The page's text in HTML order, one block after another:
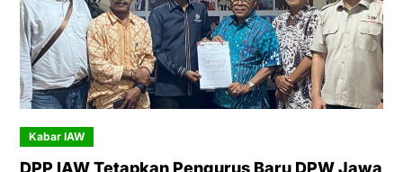
Kabar IAW
DPP IAW Tetapkan Pengurus Baru DPW Jawa